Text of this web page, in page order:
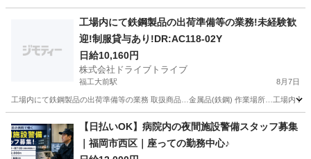
工場内にて鉄鋼製品の出荷準備等の業務!未経験歓
迎!制服貸与あり!DR:AC118-02Y
日給10,160円
株式会社ドライブトライブ
福工大前駅 8月7日
工場内にて鉄鋼製品の出荷準備等の業務 取扱商品…金属品(鉄鋼) 作業場所…工場
福工大前駅 工場 給料日
【日払いOK】病院内の夜間施設警備スタッフ募集
｜福岡市西区｜座っての勤務中心♪